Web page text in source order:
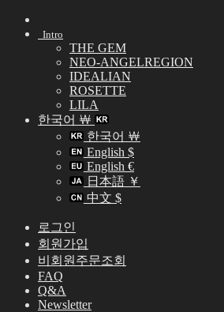
Skip
Intro
THE GEM
NEO-ANGELREGION
IDEALIAN
ROSETTE
LILA
한국어 ￦
한국어 ￦
English $
English €
日本語 ￥
中文 $
로그인
회원가입
비회원주문조회
FAQ
Q&A
Newsletter